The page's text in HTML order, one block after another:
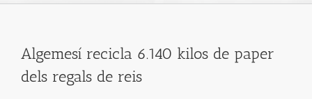
Algemesí recicla 6.140 kilos de paper
dels regals de reis